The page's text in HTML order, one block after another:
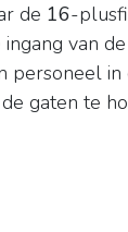
de 16-
van
personeel in
gaten te